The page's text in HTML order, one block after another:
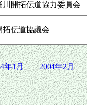
川開拓伝道協力委員会
拓伝道協議会
年1月 2004年2月